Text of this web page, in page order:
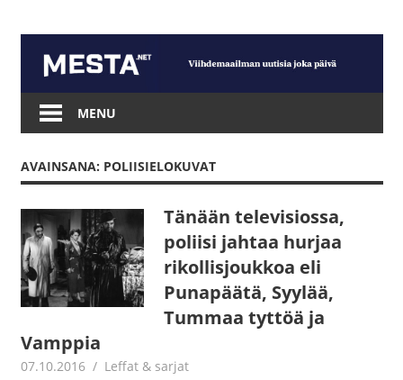
content
Mesta.net
MENU
AVAINSANA: POLIISIELOKUVAT
Tänään televisiossa,
poliisi jahtaa hurjaa
rikollisjoukkoa eli
Punapäätä, Syylää,
Tummaa tyttöä ja
Vamppia
07.10.2016 Juha Kaunisto
Leffat & sarjat